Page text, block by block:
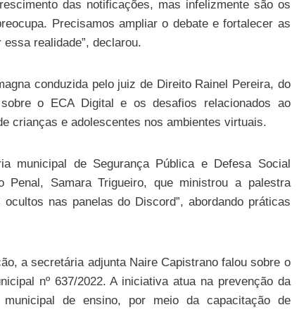
das notificações, mas infelizmente são os
Precisamos ampliar o debate e fortalecer as
realidade”, declarou.
conduzida pelo juiz de Direito Rainel Pereira, do
o ECA Digital e os desafios relacionados ao
crianças e adolescentes nos ambientes virtuais.
municipal de Segurança Pública e Defesa Social
Samara Trigueiro, que ministrou a palestra
nas panelas do Discord”, abordando práticas
a secretária adjunta Naire Capistrano falou sobre o
nº 637/2022. A iniciativa atua na prevenção da
de ensino, por meio da capacitação de